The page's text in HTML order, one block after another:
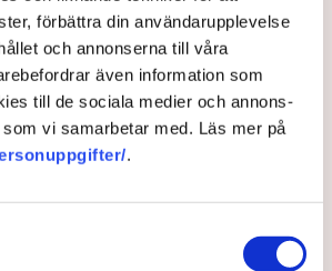
förbättra din användarupplevelse
och annonserna till våra
även information som
till de sociala medier och annons-
vi samarbetar med. Läs mer på
.
bekymmer med tillstånden.
att det är lite väl hård tillämpning av
suckar hon.
från många av stadens krögare
har fått Norrköpings kommun att
av olika konstruktioner vid
allt i väntan på att en ny detaljplan ska